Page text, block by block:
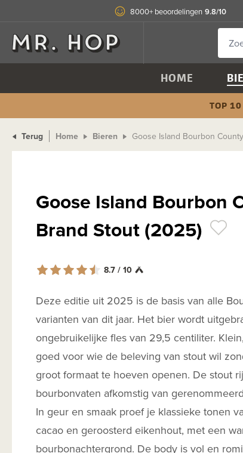
8000+ beoordelingen 9.8/10
HOME
TOP 10
Terug Home Bieren Goose Island Bourbon
Goose Island Bourbon
Brand Stout (2025)
8.7 / 10
Deze editie uit 2025 is de basis van alle
varianten van dit jaar. Het bier wordt
ongebruikelijke fles van 29,5 centiliter.
goed voor wie de beleving van stout wil
groot formaat te hoeven openen. De stout
bourbonvaten afkomstig van
In geur en smaak proef je klassieke tonen
cacao en geroosterd eikenhout, met een
bourbonachtergrond. De body is vol en